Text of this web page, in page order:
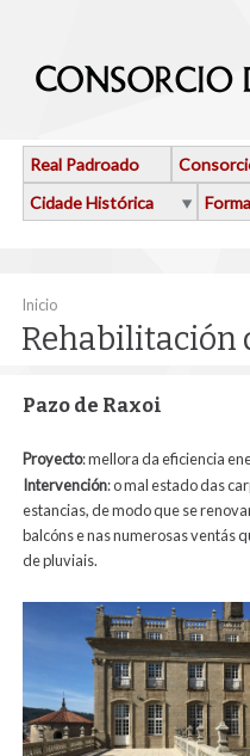
Real Padroado
Cidade Histórica
Vostede está aquí
Inicio
Rehabilitación
Pazo de Raxoi
Proyecto: mellora da eficiencia
Intervención:o mal estado das
estancias, de modo que se
balcóns e nas numerosas ventás
de pluviais.